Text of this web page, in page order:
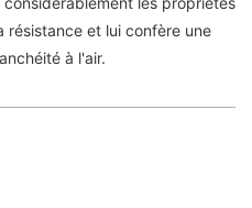
résistance et lui confère une
à l'air.